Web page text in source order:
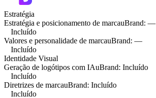
Estratégia
Estratégia e posicionamento de marcauBrand: —
Incluído
Valores e personalidade de marcauBrand: —
Incluído
Identidade Visual
Geração de logótipos com IAuBrand: Incluído
Incluído
Diretrizes de marcauBrand: Incluído
Incluído